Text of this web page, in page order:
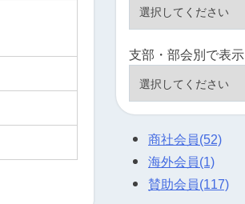
支部・部会別で表示
商社会員(52)
海外会員(1)
賛助会員(117)